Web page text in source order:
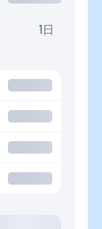
1日